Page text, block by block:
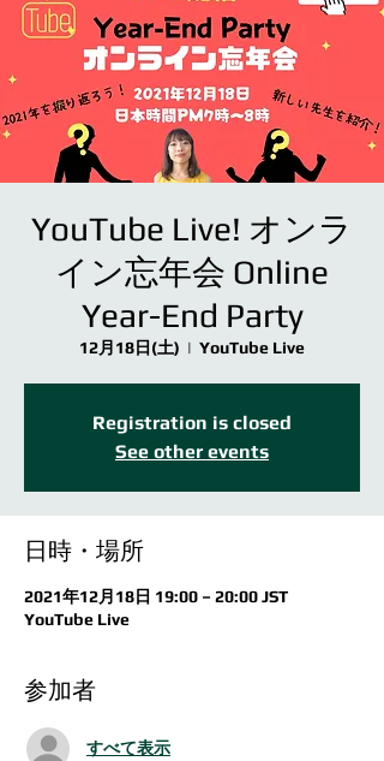
YouTube Live! オンラ
イン忘年会 Online
Year-End Party
12月18日(土)
  |
YouTube Live
Registration is closed
See other events
日時・場所
2021年12月18日 19:00 – 20:00 JST
YouTube Live
参加者
すべて表示